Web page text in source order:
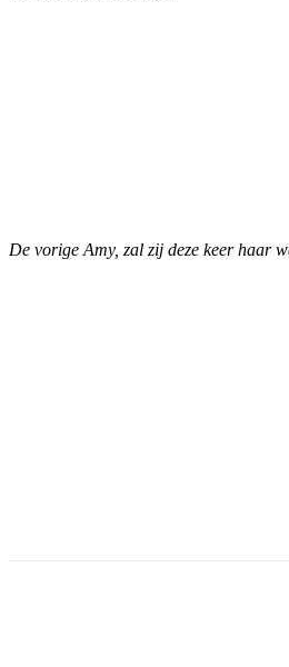
De vorige Amy, zal zij deze keer haar